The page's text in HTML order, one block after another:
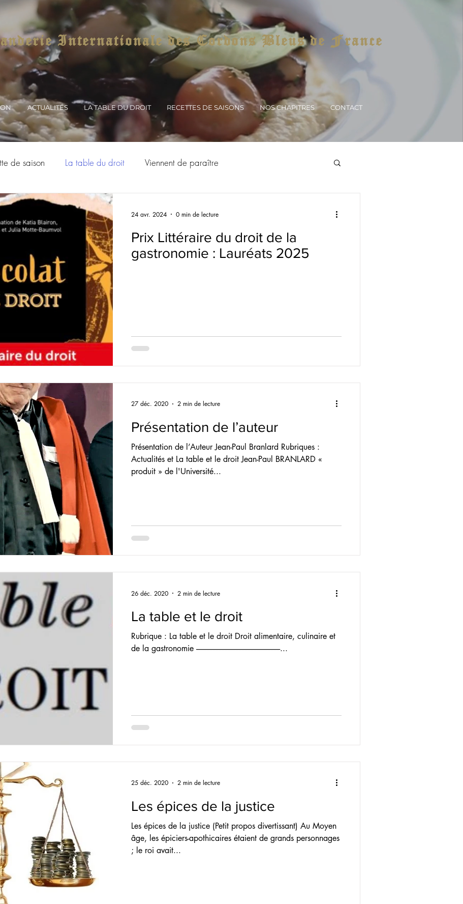
Internationale des Cordons Bleus de France
ACTUALITÉS LA TABLE DU DROIT RECETTES DE SAISONS NOS CHAPITRES CONTACT
de saison La table du droit Viennent de paraître
Prix Littéraire du droit de la
gastronomie : Lauréats 2025
24 avr. 2024 0 min de lecture
Présentation de l’auteur
Présentation de l’Auteur Jean-Paul Branlard Rubriques :
Actualités et La table et le droit Jean-Paul BRANLARD «
produit » de l'Université...
27 déc. 2020 2 min de lecture
La table et le droit
Rubrique : La table et le droit Droit alimentaire, culinaire et
de la gastronomie -------------------------------------------------------...
26 déc. 2020 2 min de lecture
Les épices de la justice
Les épices de la justice (Petit propos divertissant) Au Moyen
âge, les épiciers-apothicaires étaient de grands personnages
; le roi avait...
25 déc. 2020 2 min de lecture